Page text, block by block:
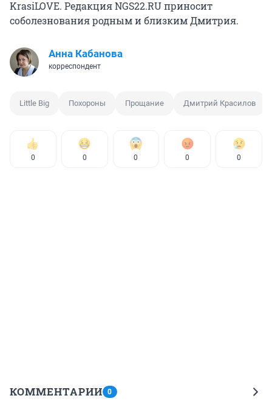
KrasiLOVE. Редакция NGS22.RU приносит
соболезнования родным и близким Дмитрия.
Анна Кабанова
корреспондент
Little Big Похороны Прощание Дмитрий Красилов
0 0 0 0 0
КОММЕНТАРИИ 0